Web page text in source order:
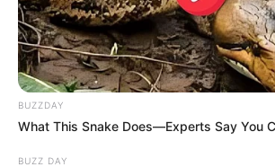
BUZZDAY
What This Snake Does—Experts Say You
BUZZ DAY